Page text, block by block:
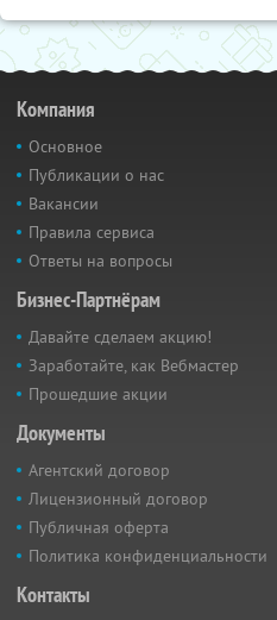
Компания
Основное
Публикации о нас
Вакансии
Правила сервиса
Ответы на вопросы
Бизнес-Партнёрам
Давайте сделаем акцию!
Заработайте, как Вебмастер
Прошедшие акции
Документы
Агентский договор
Лицензионный договор
Публичная оферта
Политика конфиденциальности
Контакты